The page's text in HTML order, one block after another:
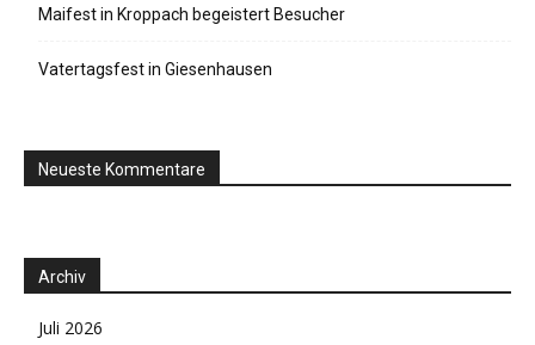
Maifest in Kroppach begeistert Besucher
Vatertagsfest in Giesenhausen
Neueste Kommentare
Archiv
Juli 2026